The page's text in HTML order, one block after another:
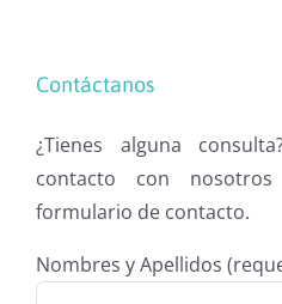
Contáctanos
¿Tienes alguna
contacto con
formulario de contacto.
Nombres y Apellidos